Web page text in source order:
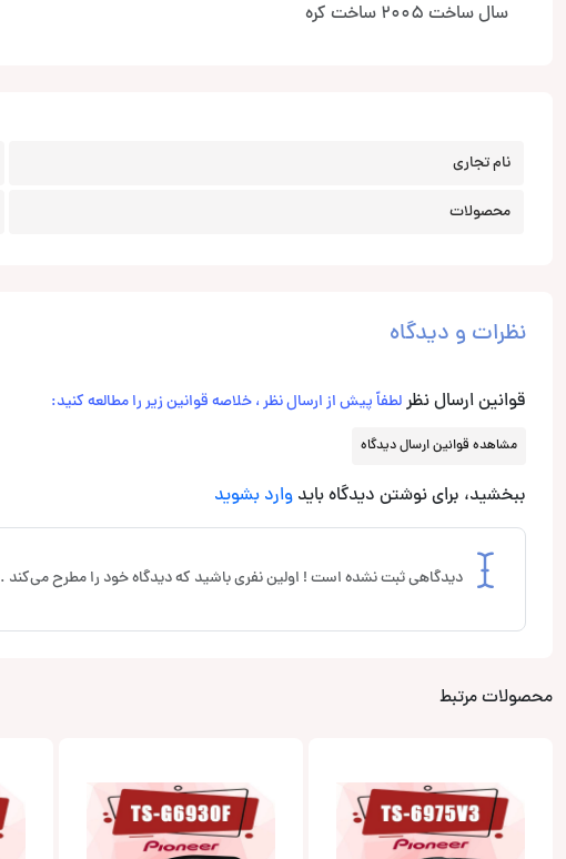
سال ساخت 2005 ساخت کره
نام تجاری
محصولات
نظرات و دیدگاه
قوانین ارسال نظرلطفاً پیش از ارسال نظر ، خلاصه قوانین زیر را مطالعه کنید:
مشاهده قوانین ارسال دیدگاه
ببخشید، برای نوشتن دیدگاه باید وارد بشوید
دیدگاهی ثبت نشده است ! اولین نفری باشید که دیدگاه خود را مطرح می‌کند .
محصولات مرتبط